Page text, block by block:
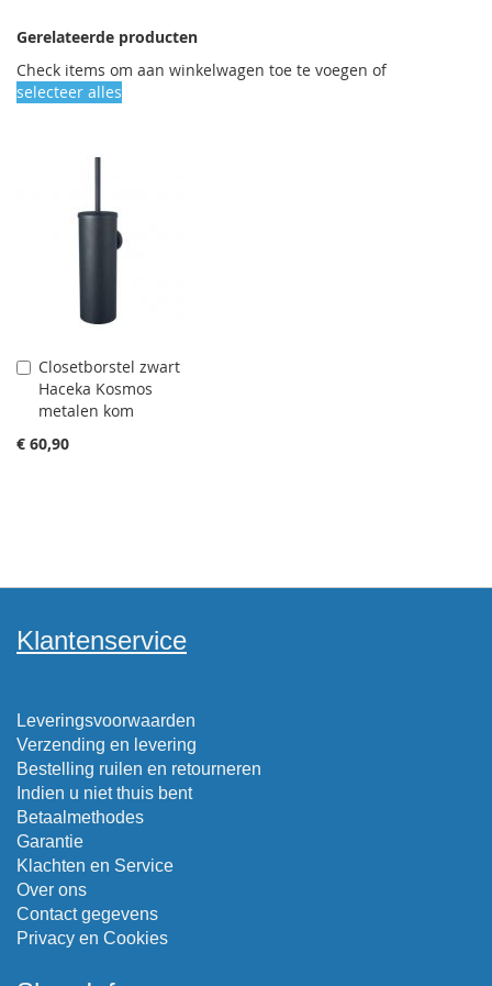
Gerelateerde producten
Check items om aan winkelwagen toe te voegen of
selecteer alles
Closetborstel zwart
Haceka Kosmos
metalen kom
€ 60,90
Aan
winkelwagen
toevoegen
Klantenservice
Leveringsvoorwaarden
Verzending en levering
Bestelling ruilen en retourneren
Indien u niet thuis bent
Betaalmethodes
Garantie
Klachten en Service
Over ons
Contact gegevens
Privacy en Cookies